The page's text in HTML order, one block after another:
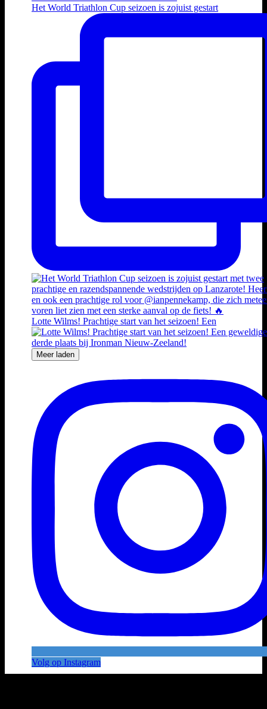
Het World Triathlon Cup seizoen is zojuist gestart
Lotte Wilms! Prachtige start van het seizoen! Een
Meer laden
Volg op Instagram